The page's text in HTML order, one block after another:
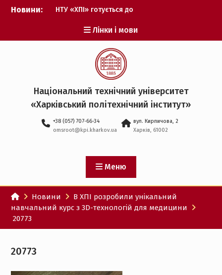
Перейти
Новини:
НТУ «ХПІ» готується до
Музичні таланти ХПІ
запрошуються на
Всеукраїнський
фестиваль «Червона
рута – 2027»
ХПІ уклав угоду про
партнерство з ДержНДІ
технологій кібербезпеки
Головнокомандувачем
Збройних Сил України
участю ХПІ обговорили
перспективи українсько-
іспанського
технологічного
партнерства
Лінки і мови
Національний технічний університет
«Харківський політехнічний iнститут»
+38 (057) 707-66-34
omsroot@kpi.kharkov.ua
вул. Кирпичова, 2
Харків, 61002
Меню
Новини
В ХПІ розробили унікальний
навчальний курс з 3D-технологій для медицини
20773
20773